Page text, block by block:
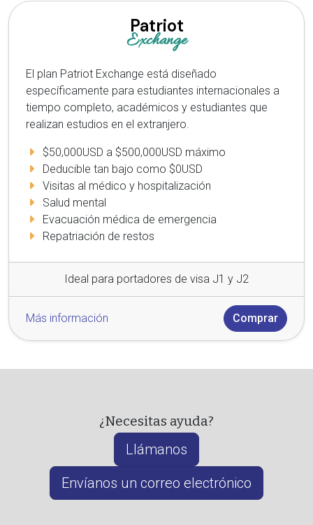
Patriot
Exchange
El plan Patriot Exchange está diseñado
específicamente para estudiantes internacionales a
tiempo completo, académicos y estudiantes que
realizan estudios en el extranjero.
$50,000USD a $500,000USD máximo
Deducible tan bajo como $0USD
Visitas al médico y hospitalización
Salud mental
Evacuación médica de emergencia
Repatriación de restos
Ideal para portadores de visa J1 y J2
Más información Comprar
¿Necesitas ayuda?
Llámanos
Envíanos un correo electrónico